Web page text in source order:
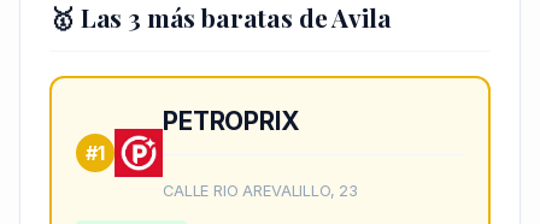
🥇 Las 3 más baratas de Avila
#1
PETROPRIX
CALLE RIO AREVALILLO, 23